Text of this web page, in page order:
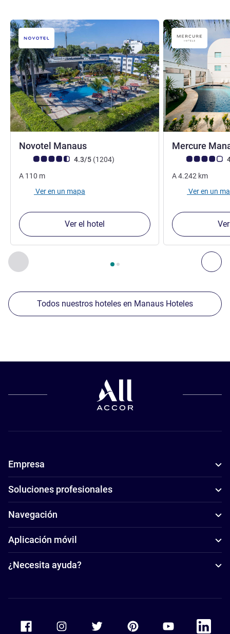
Anterior - Nuestros establecimientos cercanos
Página , Nuestros establecimientos cercanos 1 :,
Novotel Manaus
Nota de clientes de Avis (Clasificación de ALL)
4.3/5 (1204opiniones
)
A 110 m
Ver en un mapa
Ver el hotel
Mercure
Nota de clientes
A4.242 km
Ver en un
Todos nuestros hoteles en Manaus Hoteles
Empresa
Soluciones profesionales
Navegación
Aplicación móvil
¿Necesita ayuda?
Accor Youtube
Accor